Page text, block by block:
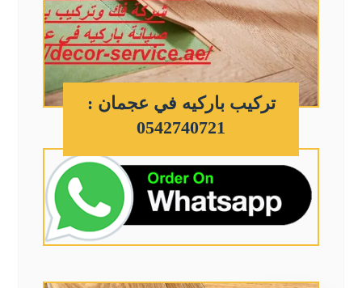
تركيب باركيه في عجمان :
0542740721